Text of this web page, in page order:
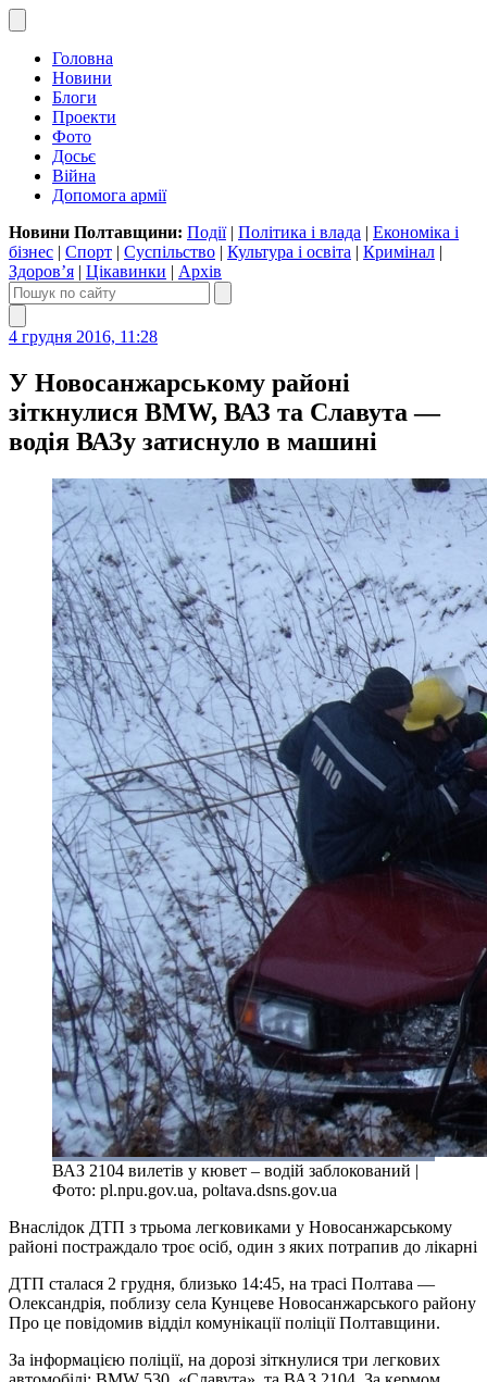
Головна
Новини
Блоги
Проекти
Фото
Досьє
Війна
Допомога армії
Новини Полтавщини: Події| Політика і влада | Економіка і
бізнес | Спорт | Суспільство | Культура і освіта | Кримінал |
Здоров’я | Цікавинки | Архів
4 грудня 2016, 11:28
У Новосанжарському районі
зіткнулися BMW, ВАЗ та Славута —
водія ВАЗу затиснуло в машині
ВАЗ 2104 вилетів у кювет – водій заблокований |
Фото: pl.npu.gov.ua, poltava.dsns.gov.ua
Внаслідок ДТП з трьома легковиками у Новосанжарському
районі постраждало троє осіб, один з яких потрапив до лікарні
ДТП сталася 2 грудня, близько 14:45, на трасі Полтава —
Олександрія, поблизу села Кунцеве Новосанжарського району
Про це повідомив відділ комунікації поліції Полтавщини.
За інформацією поліції, на дорозі зіткнулися три легкових